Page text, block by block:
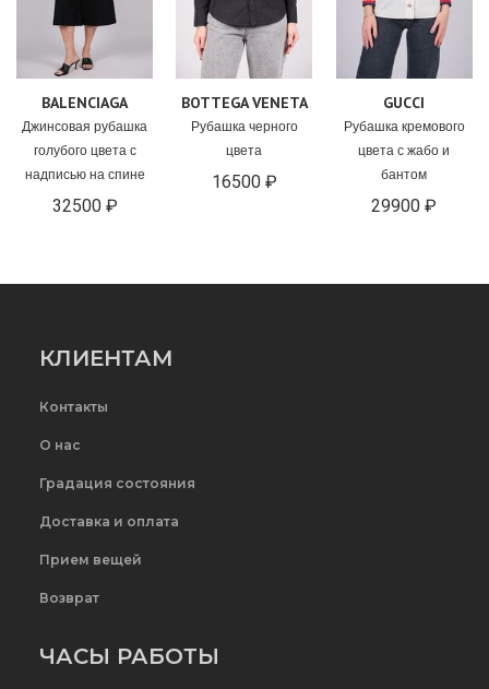
BALENCIAGA
Джинсовая рубашка
голубого цвета с
надписью на спине
32500 ₽
BOTTEGA VENETA
Рубашка черного
цвета
16500 ₽
GUCCI
Рубашка кремового
цвета с жабо и
бантом
29900 ₽
КЛИЕНТАМ
Контакты
О нас
Градация состояния
Доставка и оплата
Прием вещей
Возврат
ЧАСЫ РАБОТЫ